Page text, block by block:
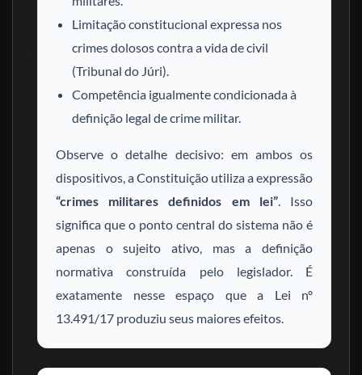
Limitação constitucional expressa nos
crimes dolosos contra a vida de civil
(Tribunal do Júri).
Competência igualmente condicionada à
definição legal de crime militar.
Observe o detalhe decisivo: em ambos os
dispositivos, a Constituição utiliza a expressão
“crimes militares definidos em lei”. Isso
significa que o ponto central do sistema não é
apenas o sujeito ativo, mas a definição
normativa construída pelo legislador. É
exatamente nesse espaço que a Lei nº
13.491/17 produziu seus maiores efeitos.